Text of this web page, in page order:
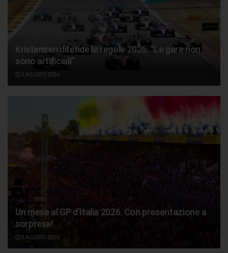
Kristensen difende le regole 2026: “Le gare non
sono artificiali”
6 AGOSTO 2026
Un mese al GP d’Italia 2026. Con presentazione a
sorpresa!
5 AGOSTO 2026